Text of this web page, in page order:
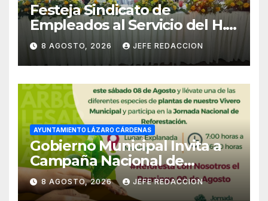
Festeja Sindicato de
Empleados al Servicio del H.
Ayuntamiento de LZC Día del
Empleado Municipal
8 AGOSTO, 2026 JEFE REDACCION
AYUNTAMIENTO LÁZARO CÁRDENAS
Gobierno Municipal Invita a
Campaña Nacional de
Reforestación
8 AGOSTO, 2026 JEFE REDACCION